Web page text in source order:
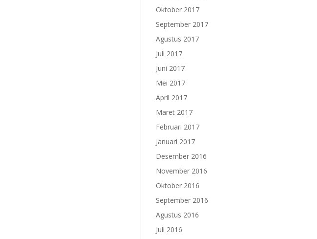
Oktober 2017
September 2017
Agustus 2017
Juli 2017
Juni 2017
Mei 2017
April 2017
Maret 2017
Februari 2017
Januari 2017
Desember 2016
November 2016
Oktober 2016
September 2016
Agustus 2016
Juli 2016